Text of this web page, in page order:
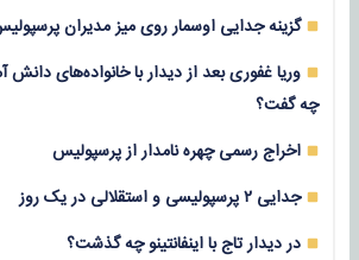
گزینه جدایی اوسمار روی میز مدیران
وریا غفوری بعد از دیدار با خانواده‌های دانش
چه گفت؟
اخراج رسمی چهره نامدار از پرسپولیس
جدایی ۲ پرسپولیسی و استقلالی در یک روز
در دیدار تاج با اینفانتینو چه گذشت؟